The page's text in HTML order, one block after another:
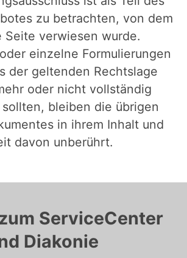
zu betrachten, von dem
Seite verwiesen wurde.
einzelne Formulierungen
der geltenden Rechtslage
oder nicht vollständig
bleiben die übrigen
in ihrem Inhalt und
davon unberührt.
ServiceCenter
Diakonie